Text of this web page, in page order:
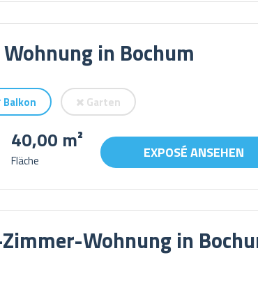
in Bochum
Balkon Garten
40,00 m²
Fläche EXPOSÉ ANSEHEN
Wohnung in